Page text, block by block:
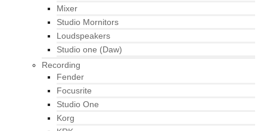
Mixer
Studio Mornitors
Loudspeakers
Studio one (Daw)
Recording
Fender
Focusrite
Studio One
Korg